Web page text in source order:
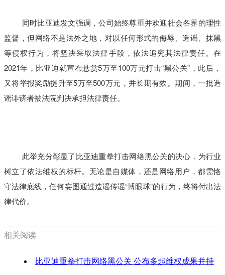
同时比亚迪发文强调，公司始终尊重并欢迎社会各界的理性
监督，但网络不是法外之地，对以任何形式的侮辱、造谣、抹黑
等侵权行为，将坚决采取法律手段，依法追究其法律责任。在
2021年，比亚迪就宣布悬赏5万至100万元打击“黑公关”，此后，
又将举报奖励提升至5万至500万元，并长期有效。期间，一批造
谣诽谤者被法院判决承担法律责任。
此举充分彰显了比亚迪重拳打击网络黑公关的决心，为行业
树立了依法维权的标杆。无论是自媒体，还是网络用户，都需恪
守法律底线，任何妄图通过造谣传谣“博眼球”的行为，终将付出法
律代价。
相关阅读
比亚迪重拳打击网络黑公关 公布多起维权成果并持